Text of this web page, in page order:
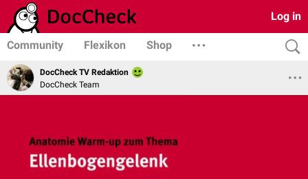
Log in
Community Flexikon Shop
DocCheck TV Redaktion
DocCheck Team